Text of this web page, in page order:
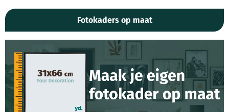
Fotokaders op maat